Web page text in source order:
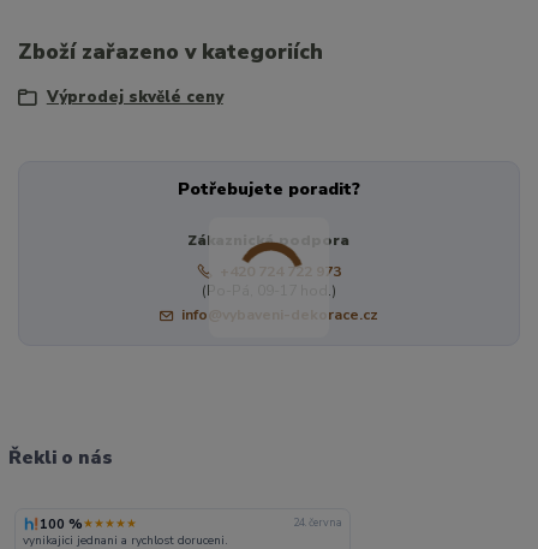
Zboží zařazeno v kategoriích
Výprodej skvělé ceny
Potřebujete poradit?
Zákaznická podpora
+420 724 722 973
(Po-Pá, 09-17 hod.)
info@vybaveni-dekorace.cz
Řekli o nás
100 %★★★★★ 24. června
vynikajici jednani a rychlost doruceni.